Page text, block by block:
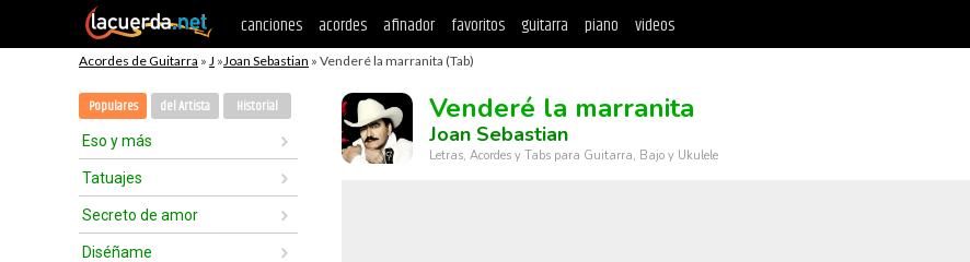
canciones acordes afinador favoritos guitarra piano videos
Acordes de Guitarra » J »Joan Sebastian » Venderé la marranita (Tab)
Populares del Artista Historial
Eso y más
Tatuajes
Secreto de amor
Diséñame
Venderé la marranita
Joan Sebastian
Letras, Acordes y Tabs para Guitarra, Bajo y Ukulele